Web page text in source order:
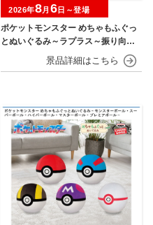
ポケットモンスター めちゃもふぐっ
とぬいぐるみ～ラプラス～振り向きv
2026年8月 6日～登場